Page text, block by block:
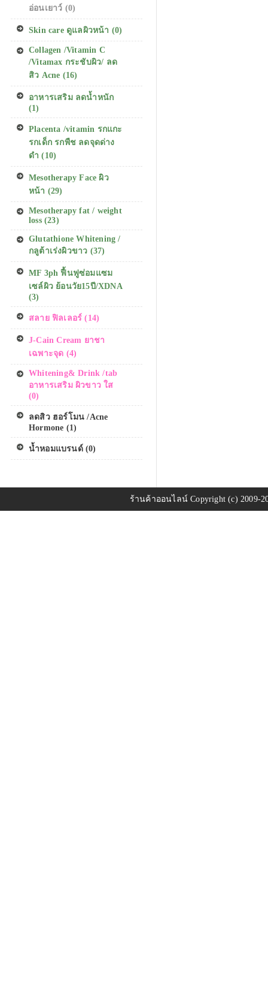
อ่อนเยาว์ (0)
Skin care ดูแลผิวหน้า (0)
Collagen /Vitamin C
/Vitamax กระชับผิว/ ลด
สิว Acne (16)
อาหารเสริม ลดน้ำหนัก
(1)
Placenta /vitamin รกแกะ
รกเด็ก รกพืช ลดจุดด่าง
ดำ (10)
Mesotherapy Face ผิว
หน้า (29)
Mesotherapy fat / weight
loss (23)
Glutathione Whitening /
กลูต้าเร่งผิวขาว (37)
MF 3ph ฟื้นฟูซ่อมแซม
เซล์ผิว ย้อนวัย15ปี/XDNA
(3)
สลาย ฟิลเลอร์ (14)
J-Cain Cream ยาชา
เฉพาะจุด (4)
Whitening& Drink /tab
อาหารเสริม ผิวขาว ใส
(0)
ลดสิว ฮอร์โมน /Acne
Hormone (1)
น้ำหอมแบรนด์ (0)
ร้านค้าออนไลน์Copyright (c) 2009-